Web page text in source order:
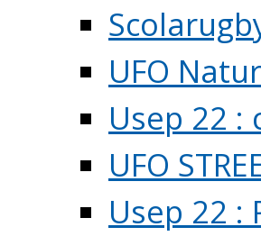
UFO
Usep 22 :
UFO
Usep 22 :